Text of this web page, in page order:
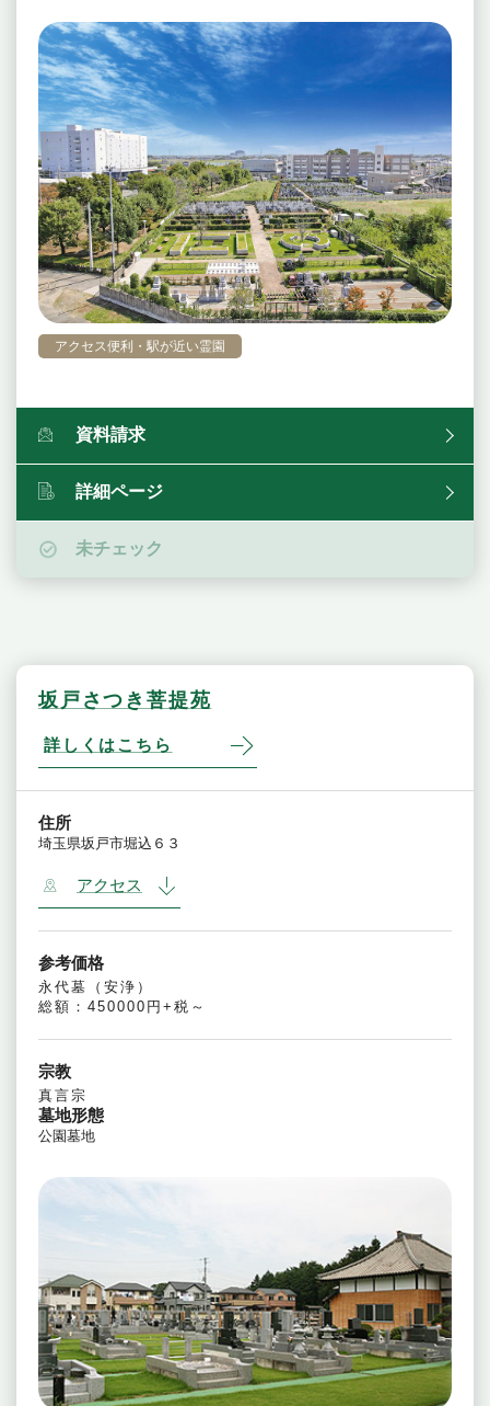
アクセス便利・駅が近い霊園
資料請求
詳細ページ
未チェック
坂戸さつき菩提苑
詳しくはこちら
住所
埼玉県坂戸市堀込６３
アクセス
参考価格
永代墓（安浄）
総額：450000円+税～
宗教
真言宗
墓地形態
公園墓地